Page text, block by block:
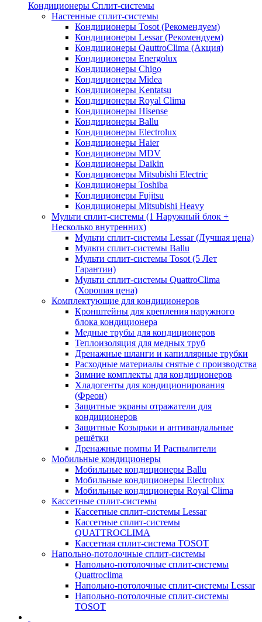
Кондиционеры Сплит-системы
Настенные сплит-системы
Кондиционеры Tosot (Рекомендуем)
Кондиционеры Lessar (Рекомендуем)
Кондиционеры QauttroClima (Акция)
Кондиционеры Energolux
Кондиционеры Chigo
Кондиционеры Midea
Кондиционеры Kentatsu
Кондиционеры Royal Clima
Кондиционеры Hisense
Кондиционеры Ballu
Кондиционеры Electrolux
Кондиционеры Haier
Кондиционеры MDV
Кондиционеры Daikin
Кондиционеры Mitsubishi Electric
Кондиционеры Toshiba
Кондиционеры Fujitsu
Кондиционеры Mitsubishi Heavy
Мульти сплит-системы (1 Наружный блок +
Несколько внутренних)
Мульти сплит-системы Lessar (Лучшая цена)
Мульти сплит-системы Ballu
Мульти сплит-системы Tosot (5 Лет
Гарантии)
Мульти сплит-системы QuattroClima
(Хорошая цена)
Комплектующие для кондиционеров
Кронштейны для крепления наружного
блока кондиционера
Медные трубы для кондиционеров
Теплоизоляция для медных труб
Дренажные шланги и капиллярные трубки
Расходные материалы снятые с производства
Зимние комплекты для кондиционеров
Хладогенты для кондиционирования
(Фреон)
Защитные экраны отражатели для
кондиционеров
Защитные Козырьки и антивандальные
решётки
Дренажные помпы И Распылители
Мобильные кондиционеры
Мобильные кондиционеры Ballu
Мобильные кондиционеры Electrolux
Мобильные кондиционеры Royal Clima
Кассетные сплит-системы
Кассетные сплит-системы Lessar
Кассетные сплит-системы
QUATTROCLIMA
Кассетная сплит-система TOSOT
Напольно-потолочные сплит-системы
Напольно-потолочные сплит-системы
Quattroclima
Напольно-потолочные сплит-системы Lessar
Напольно-потолочные сплит-системы
TOSOT